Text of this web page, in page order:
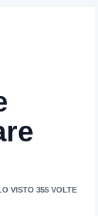
VISTO 355 VOLTE